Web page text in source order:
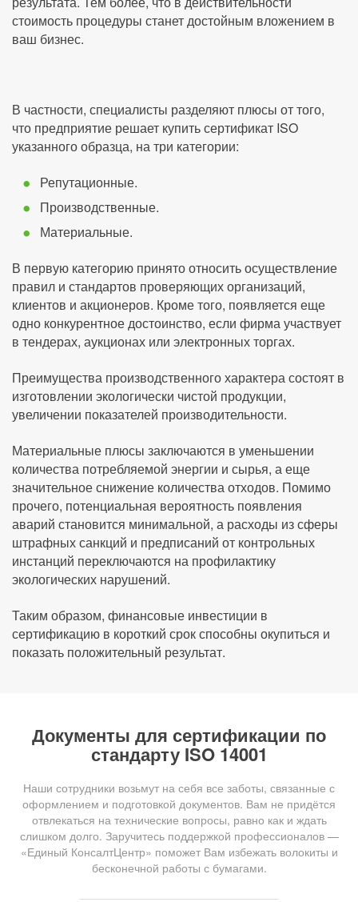
стоимость процедуры станет достойным вложением в
ваш бизнес.
В частности, специалисты разделяют плюсы от того,
что предприятие решает купить сертификат ISO
указанного образца, на три категории:
Репутационные.
Производственные.
Материальные.
В первую категорию принято относить осуществление
правил и стандартов проверяющих организаций,
клиентов и акционеров. Кроме того, появляется еще
одно конкурентное достоинство, если фирма участвует
в тендерах, аукционах или электронных торгах.
Преимущества производственного характера состоят в
изготовлении экологически чистой продукции,
увеличении показателей производительности.
Материальные плюсы заключаются в уменьшении
количества потребляемой энергии и сырья, а еще
значительное снижение количества отходов. Помимо
прочего, потенциальная вероятность появления
аварий становится минимальной, а расходы из сферы
штрафных санкций и предписаний от контрольных
инстанций переключаются на профилактику
экологических нарушений.
Таким образом, финансовые инвестиции в
сертификацию в короткий срок способны окупиться и
показать положительный результат.
Документы для сертификации по
стандарту ISO 14001
Наши сотрудники возьмут на себя все заботы, связанные с
оформлением и подготовкой документов. Вам не придётся
отвлекаться на технические вопросы, равно как и ждать
слишком долго. Заручитесь поддержкой профессионалов —
«Единый КонсалтЦентр» поможет Вам избежать волокиты и
бесконечной работы с бумагами.